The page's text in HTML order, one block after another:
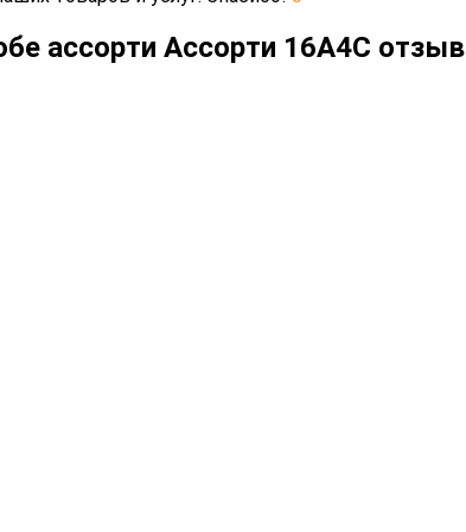
ассорти Ассорти 16А4C